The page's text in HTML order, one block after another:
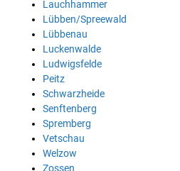
Lauchhammer
Lübben/Spreewald
Lübbenau
Luckenwalde
Ludwigsfelde
Peitz
Schwarzheide
Senftenberg
Spremberg
Vetschau
Welzow
Zossen